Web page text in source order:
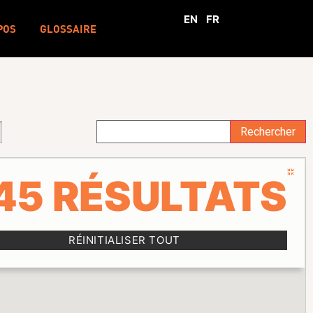
GLOSSAIRE
EN FR
Rechercher
RÉSULTATS
RÉINITIALISER TOUT